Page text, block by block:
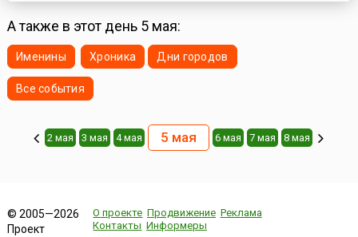
вызывавшим столько сказаний об е...
А также в этот день 5 мая:
Именины Хроника Дни городов
Все события
2 мая 3 мая 4 мая 5 мая 6 мая 7 мая 8 мая
© 2005—2026
Проект
О проекте Продвижение Реклама
Контакты Информеры